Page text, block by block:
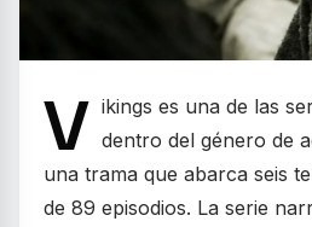
V ikings es una de las
dentro del género de
una trama que abarca seis
de 89 episodios. La serie